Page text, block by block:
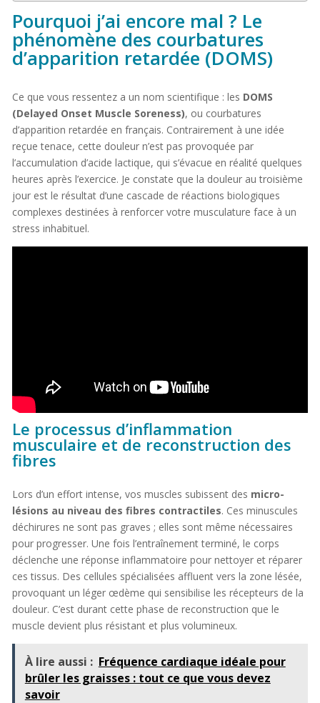
Pourquoi j’ai encore mal ? Le
phénomène des courbatures
d’apparition retardée (DOMS)
Ce que vous ressentez a un nom scientifique : les DOMS
(Delayed Onset Muscle Soreness), ou courbatures
d’apparition retardée en français. Contrairement à une idée
reçue tenace, cette douleur n’est pas provoquée par
l’accumulation d’acide lactique, qui s’évacue en réalité quelques
heures après l’exercice. Je constate que la douleur au troisième
jour est le résultat d’une cascade de réactions biologiques
complexes destinées à renforcer votre musculature face à un
stress inhabituel.
Le processus d’inflammation
musculaire et de reconstruction des
fibres
Lors d’un effort intense, vos muscles subissent des micro-
lésions au niveau des fibres contractiles. Ces minuscules
déchirures ne sont pas graves ; elles sont même nécessaires
pour progresser. Une fois l’entraînement terminé, le corps
déclenche une réponse inflammatoire pour nettoyer et réparer
ces tissus. Des cellules spécialisées affluent vers la zone lésée,
provoquant un léger œdème qui sensibilise les récepteurs de la
douleur. C’est durant cette phase de reconstruction que le
muscle devient plus résistant et plus volumineux.
À lire aussi : Fréquence cardiaque idéale pour
brûler les graisses : tout ce que vous devez
savoir